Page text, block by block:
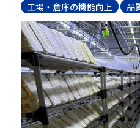
工場・倉庫の機能向上 品